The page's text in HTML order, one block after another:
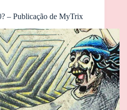
– Publicação de MyTrix